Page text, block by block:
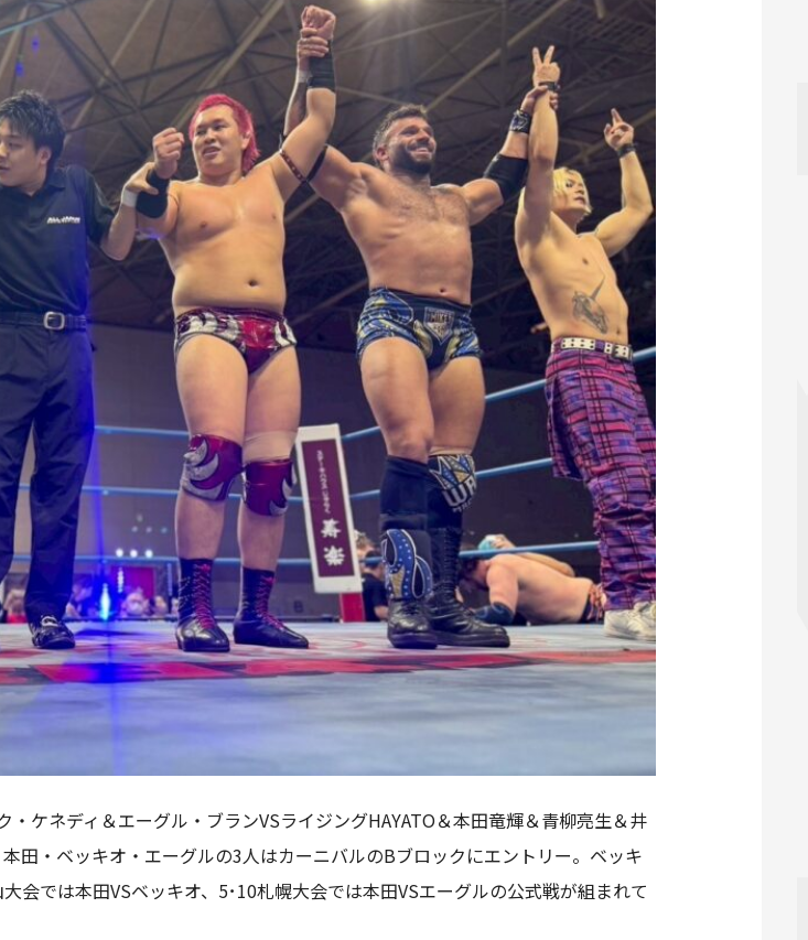
ケネディ＆エーグル・ブランVSライジングHAYATO＆本田竜輝＆青柳亮生＆井
田・ベッキオ・エーグルの3人はカーニバルのBブロックにエントリー。ベッキ
会では本田VSベッキオ、5･10札幌大会では本田VSエーグルの公式戦が組まれて